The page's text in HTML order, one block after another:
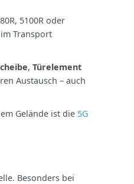
5100R oder
Transport
, Türelement
Austausch – auch
Gelände ist die 5G
Besonders bei